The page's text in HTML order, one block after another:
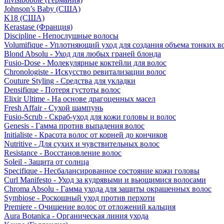
Johnson’s Baby (США)
K18 (США)
Kerastase (Франция)
Discipline - Непослушные волосы
Volumifique - Уплотняющий уход для создания объема тонких
Blond Absolu - Уход для любых граней блонда
Fusio-Dose - Молекулярные коктейли для волос
Chronologiste - Искусство ревитализации волос
Couture Styling - Средства для укладки
Densifique - Потеря густоты волос
Elixir Ultime - На основе драгоценных масел
Fresh Affair - Сухой шампунь
Fusio-Scrub - Скраб-уход для кожи головы и волос
Genesis - Гамма против выпадения волос
Initialiste - Красота волос от корней до кончиков
Nutritive - Для сухих и чувствительных волос
Resistance - Восстановление волос
Soleil - Защита от солнца
Specifique - Несбалансированное состояние кожи головы
Curl Manifesto - Уход за кудрявыми и вьющимися волосами
Chroma Absolu - Гамма ухода для защиты окрашенных волос
Symbiose - Роскошный уход против перхоти
Premiere - Очищение волос от отложений кальция
Aura Botanica - Органическая линия ухода